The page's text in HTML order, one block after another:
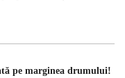
pe marginea drumului!